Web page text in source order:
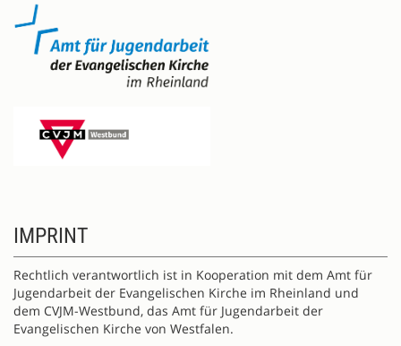
IMPRINT
Rechtlich verantwortlich ist in Kooperation mit dem Amt für
Jugendarbeit der Evangelischen Kirche im Rheinland und
dem CVJM-Westbund, das Amt für Jugendarbeit der
Evangelischen Kirche von Westfalen.